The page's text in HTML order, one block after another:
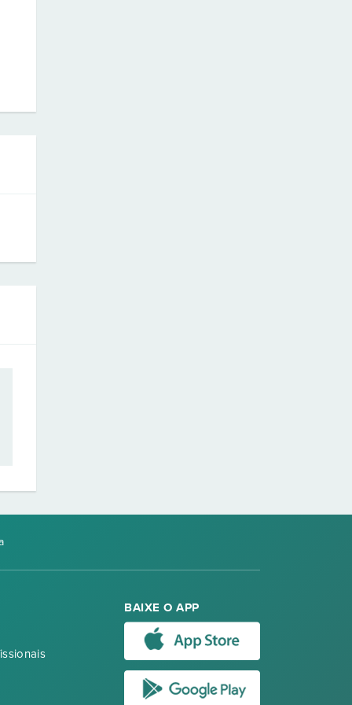
BAIXE O APP